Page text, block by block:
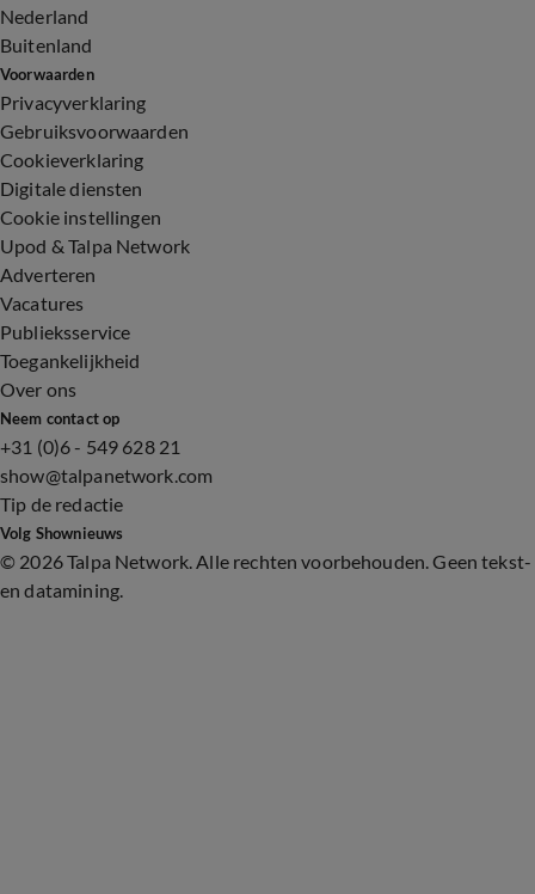
Nederland
Buitenland
Voorwaarden
Privacyverklaring
Gebruiksvoorwaarden
Cookieverklaring
Digitale diensten
Cookie instellingen
Upod & Talpa Network
Adverteren
Vacatures
Publieksservice
Toegankelijkheid
Over ons
Neem contact op
+31 (0)6 - 549 628 21
show@talpanetwork.com
Tip de redactie
Volg Shownieuws
© 2026 Talpa Network. Alle rechten voorbehouden. Geen tekst-
en datamining.